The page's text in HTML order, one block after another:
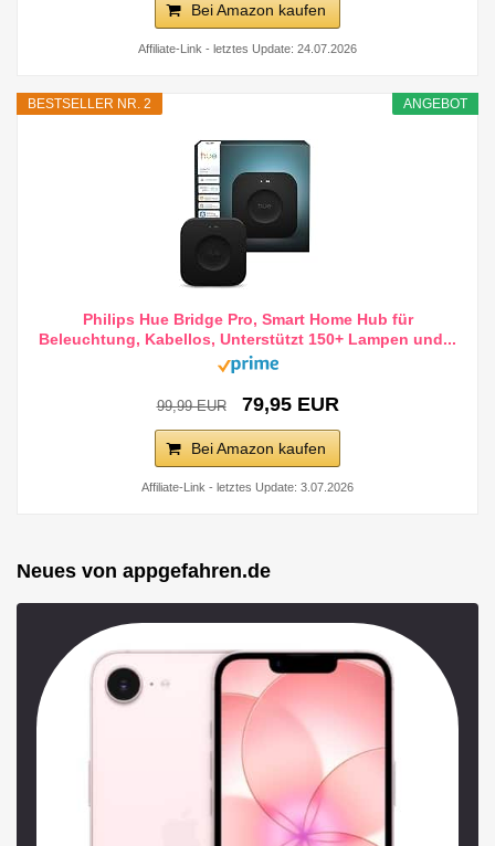
Bei Amazon kaufen
Affiliate-Link - letztes Update: 24.07.2026
ANGEBOT
BESTSELLER NR. 2
Philips Hue Bridge Pro, Smart Home Hub für
Beleuchtung, Kabellos, Unterstützt 150+ Lampen und...
99,99 EUR 79,95 EUR
Bei Amazon kaufen
Affiliate-Link - letztes Update: 3.07.2026
Neues von appgefahren.de